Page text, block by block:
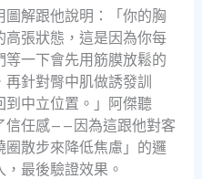
解跟他說明：「你的胸
張狀態，這是因為你每
一下會先用筋膜放鬆的
針對臀中肌做誘發訓
中立位置。」阿傑聽
信任感——因為這跟他對客
圈散步來降低焦慮」的邏
最後驗證效果。